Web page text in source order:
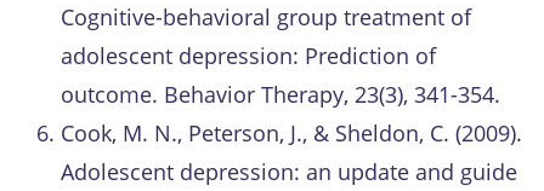
Cognitive-behavioral group treatment of
adolescent depression: Prediction of
outcome. Behavior Therapy, 23(3), 341-354.
Cook, M. N., Peterson, J., & Sheldon, C. (2009).
Adolescent depression: an update and guide